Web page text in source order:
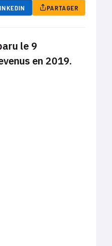
PARTAGER
le 9
en 2019.